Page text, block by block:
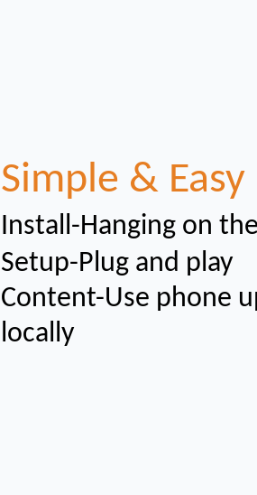
Simple & Easy
Install-Hanging on
Setup-Plug and play
Content-Use phone
locally